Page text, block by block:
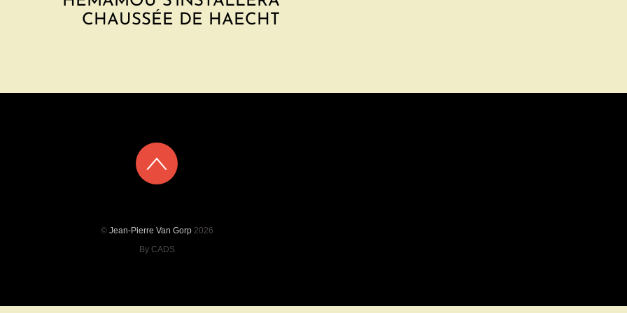
CHAUSSÉE DE HAECHT
© Jean-Pierre Van Gorp2026
By CADS